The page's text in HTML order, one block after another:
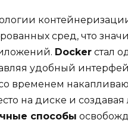
сред, что
Docker стал
удобный
временем
на диске и
способы